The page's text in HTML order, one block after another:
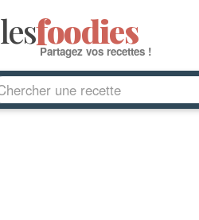
lesfoodies
Partagez vos recettes !